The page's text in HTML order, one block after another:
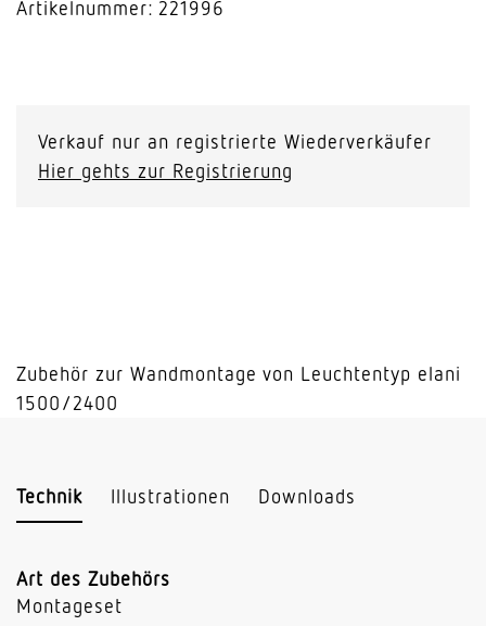
Artikelnummer: 221996
SetVerkauf nur an registrierte Wiederverkäufer
Hier gehts zur Registrierung
Zubehör zur Wandmontage von Leuchtentyp elani
1500/2400
Technik Illustrationen Downloads
Art des Zubehörs
Montageset